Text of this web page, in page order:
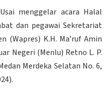
menggelar acara Halal
dan pegawai Sekretariat
(Wapres) K.H. Ma’ruf Amin
Negeri (Menlu) Retno L. P.
Merdeka Selatan No. 6,